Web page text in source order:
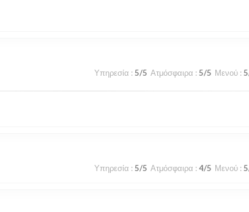
Υπηρεσία : 5/5 Ατμόσφαιρα : 5/5 Μενού : 5
Υπηρεσία : 5/5 Ατμόσφαιρα : 4/5 Μενού : 5